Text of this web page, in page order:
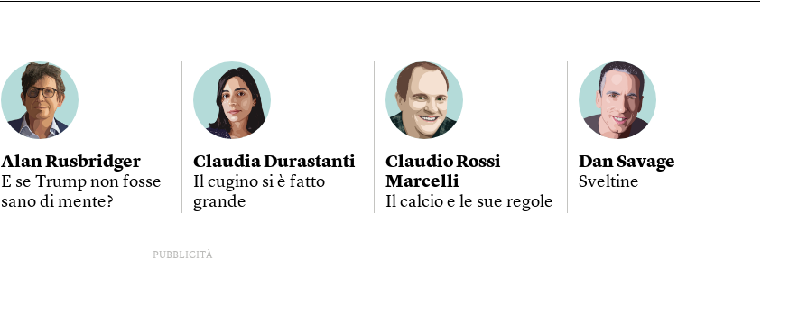
Alan Rusbridger
E se Trump non fosse
sano di mente?
Claudia Durastanti
Il cugino si è fatto
grande
Claudio Rossi
Marcelli
Il calcio e le sue regole
Dan Savage
Sveltine
PUBBLICITÀ